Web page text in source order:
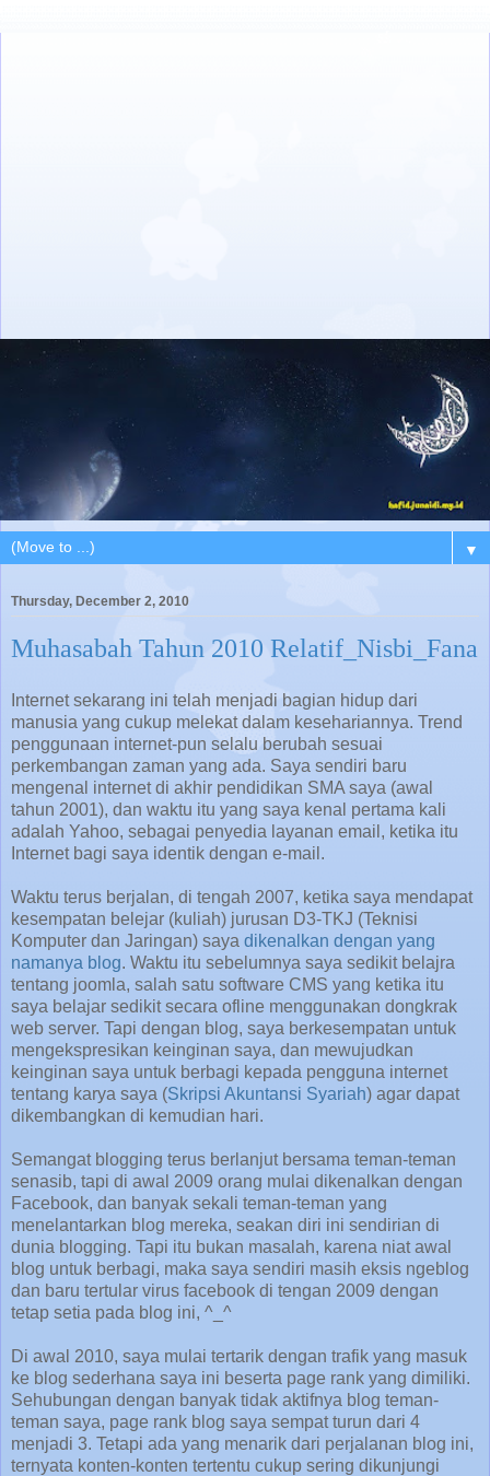
▼
Thursday, December 2, 2010
Muhasabah Tahun 2010 Relatif_Nisbi_Fana
Internet sekarang ini telah menjadi bagian hidup dari
manusia yang cukup melekat dalam kesehariannya. Trend
penggunaan internet-pun selalu berubah sesuai
perkembangan zaman yang ada. Saya sendiri baru
mengenal internet di akhir pendidikan SMA saya (awal
tahun 2001), dan waktu itu yang saya kenal pertama kali
adalah Yahoo, sebagai penyedia layanan email, ketika itu
Internet bagi saya identik dengan e-mail.
Waktu terus berjalan, di tengah 2007, ketika saya mendapat
kesempatan belejar (kuliah) jurusan D3-TKJ (Teknisi
Komputer dan Jaringan) saya dikenalkan dengan yang
namanya blog. Waktu itu sebelumnya saya sedikit belajra
tentang joomla, salah satu software CMS yang ketika itu
saya belajar sedikit secara ofline menggunakan dongkrak
web server. Tapi dengan blog, saya berkesempatan untuk
mengekspresikan keinginan saya, dan mewujudkan
keinginan saya untuk berbagi kepada pengguna internet
tentang karya saya (Skripsi Akuntansi Syariah) agar dapat
dikembangkan di kemudian hari.
Semangat blogging terus berlanjut bersama teman-teman
senasib, tapi di awal 2009 orang mulai dikenalkan dengan
Facebook, dan banyak sekali teman-teman yang
menelantarkan blog mereka, seakan diri ini sendirian di
dunia blogging. Tapi itu bukan masalah, karena niat awal
blog untuk berbagi, maka saya sendiri masih eksis ngeblog
dan baru tertular virus facebook di tengan 2009 dengan
tetap setia pada blog ini, ^_^
Di awal 2010, saya mulai tertarik dengan trafik yang masuk
ke blog sederhana saya ini beserta page rank yang dimiliki.
Sehubungan dengan banyak tidak aktifnya blog teman-
teman saya, page rank blog saya sempat turun dari 4
menjadi 3. Tetapi ada yang menarik dari perjalanan blog ini,
ternyata konten-konten tertentu cukup sering dikunjungi